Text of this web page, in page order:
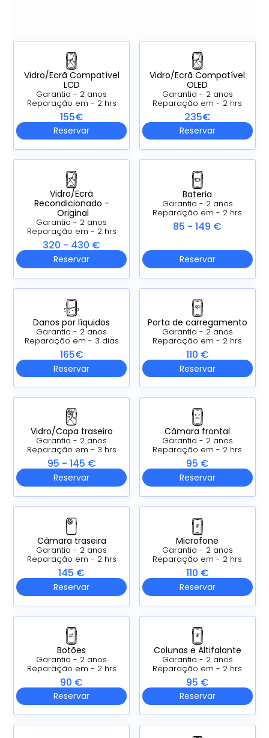
Vidro/Ecrã Compatível
LCD
Garantia - 2 anos
Reparação em - 2 hrs
155€
Reservar
Vidro/Ecrã Compatível
OLED
Garantia - 2 anos
Reparação em - 2 hrs
235€
Reservar
Vidro/Ecrã
Recondicionado -
Original
Garantia - 2 anos
Reparação em - 2 hrs
320 - 430 €
Reservar
Bateria
Garantia - 2 anos
Reparação em - 2 hrs
85 - 149 €
Reservar
Danos por líquidos
Garantia - 2 anos
Reparação em - 3 dias
165€
Reservar
Porta de carregamento
Garantia - 2 anos
Reparação em - 2 hrs
110 €
Reservar
Vidro/Capa traseiro
Garantia - 2 anos
Reparação em - 3 hrs
95 - 145 €
Reservar
Câmara frontal
Garantia - 2 anos
Reparação em - 2 hrs
95 €
Reservar
Câmara traseira
Garantia - 2 anos
Reparação em - 2 hrs
145 €
Reservar
Microfone
Garantia - 2 anos
Reparação em - 2 hrs
110 €
Reservar
Botões
Garantia - 2 anos
Reparação em - 2 hrs
90 €
Reservar
Colunas e Altifalante
Garantia - 2 anos
Reparação em - 2 hrs
95 €
Reservar